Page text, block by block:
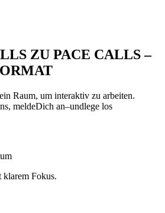
ZU PACE CALLS –
Raum, um interaktiv zu arbeiten.
meldeDich an–undlege los
Fokus.